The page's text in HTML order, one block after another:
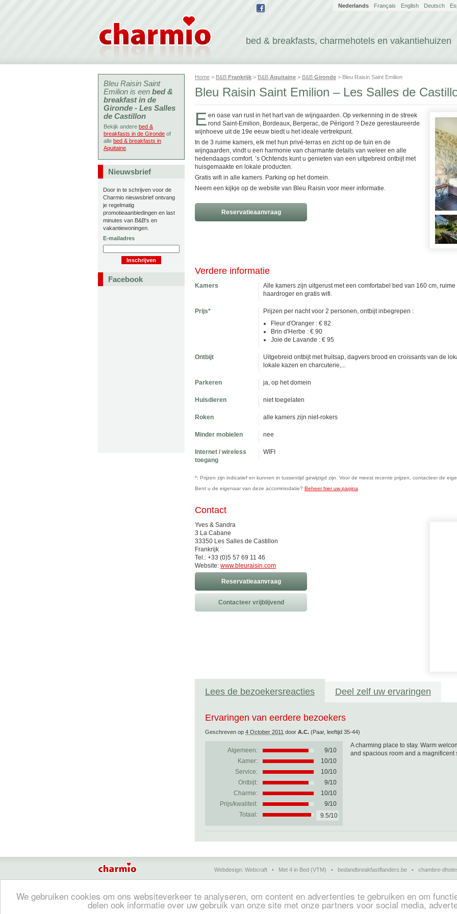
We gebruiken cookies om ons websiteverkeer te analyseren, om content en advertenties te gebruiken en om
delen ook informatie over uw gebruik van onze site met onze partners voor social media,
bed & breakfasts, charmehotels en vakantiehuizen
Nederlands Français English Deutsch
Home > B&B Frankrijk > B&B Aquitaine > B&B Gironde > Bleu Raisin Saint Emilion
Bleu Raisin Saint Emilion – Les Salles de
E en oase van rust in het hart van de wijngaarden. Op verkenning in de streek
rond Saint-Emilion, Bordeaux, Bergerac, de Périgord ? Deze gerestaureerde
wijnhoeve uit de 19e eeuw biedt u het ideale vertrekpunt.
In de 3 ruime kamers, elk met hun privé-terras en zicht op de tuin en de
wijngaarden, vindt u een harmonie van charmante details van weleer en alle
hedendaags comfort. ’s Ochtends kunt u genieten van een uitgebreid ontbijt met
huisgemaakte en lokale producten.
Gratis wifi in alle kamers. Parking op het domein.
Neem een kijkje op de website van Bleu Raisin voor meer informatie.
Reservatieaanvraag
Verdere informatie
Kamers
Alle kamers zijn uitgerust met een comfortabel bed van 160 cm,
haardroger en gratis wifi.
Prijs*
Prijzen per nacht voor 2 personen, ontbijt inbegrepen :
Fleur d'Oranger : € 82
Brin d'Herbe : € 90
Joie de Lavande : € 95
Ontbijt
Uitgebreid ontbijt met fruitsap, dagvers brood en croissants van de
lokale kazen en charcuterie,...
Parkeren ja, op het domein
Huisdieren niet toegelaten
Roken alle kamers zijn niet-rokers
Minder mobielen nee
Internet / wireless
toegang
WIFI
*: Prijzen zijn indicatief en kunnen in tussentijd gewijzigd zijn. Voor de meest recente prijzen, contacteer de
Bent u de eigenaar van deze accommodatie? Beheer hier uw pagina
Contact
Yves & Sandra
3 La Cabane
33350 Les Salles de Castillon
Frankrijk
Tel.: +33 (0)5 57 69 11 46
Website: www.bleuraisin.com
Reservatieaanvraag
Contacteer vrijblijvend
Lees de bezoekersreacties Deel zelf uw ervaringen
Ervaringen van eerdere bezoekers
Geschreven op 4 October 2011 door A.C. (Paar, leeftijd 35-44)
Algemeen: 9/10
Kamer:
10/10
Service:
10/10
Ontbijt:
9/10
Charme:
10/10
Prijs/kwaliteit:
9/10
Totaal:
9.5/10
A charming place to stay. Warm
and spacious room and a
Bleu Raisin Saint
Emilion is een bed &
breakfast in de
Gironde - Les Salles
de Castillon
Bekijk andere bed &
breakfasts in de Gironde of
alle bed & breakfasts in
Aquitaine
Nieuwsbrief
Door in te schrijven voor de
Charmio nieuwsbrief ontvang
je regelmatig
promotieaanbiedingen en last
minutes van B&B's en
vakantiewoningen.
E-mailadres
Facebook
Webdesign: Webcraft • Met 4 in Bed (VTM) • bedandbreakfastflanders.be • chambre-
Bed & breakfasts, charmehotels en vakantiehuizen (in het Nederlands)•Chambres d'hôtes, hôtels de charme et logements de vacances (en
holiday accommodations (in English)• Bed & Breakfast, Charme-Hotels und Ferienhäuser (auf Deutsch)• Bed & breakfast, hoteles con